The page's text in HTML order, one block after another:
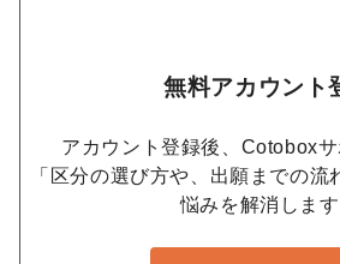
無料アカウント
アカウント登録後、Cotobox
「区分の選び方や、出願までの
悩みを解消します